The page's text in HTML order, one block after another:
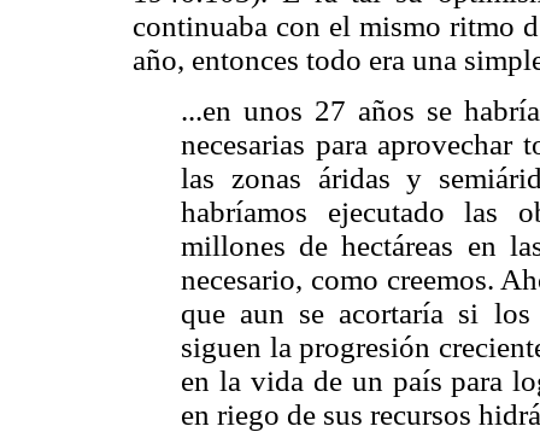
continuaba con el mismo ritmo
año, entonces todo era una
...en unos 27 años se
necesarias para aprovechar
las zonas áridas y
habríamos ejecutado las
millones de hectáreas en
necesario, como creemos.
que aun se acortaría si los
siguen la progresión
en la vida de un país para
en riego de sus recursos